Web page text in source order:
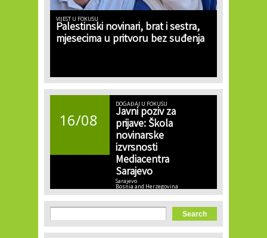
VIJEST U FOKUSU
Palestinski novinari, brat i sestra,
mjesecima u pritvoru bez suđenja
16/08
DOGAĐAJ U FOKUSU
Javni poziv za
prijave: Škola
novinarske
izvrsnosti
Mediacentra
Sarajevo
Sarajevo
Bosnia and Herzegovina
Search form
Search